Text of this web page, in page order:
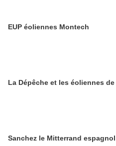
EUP éoliennes Montech
La Dépêche et les éoliennes
Sanchez le Mitterrand espagnol